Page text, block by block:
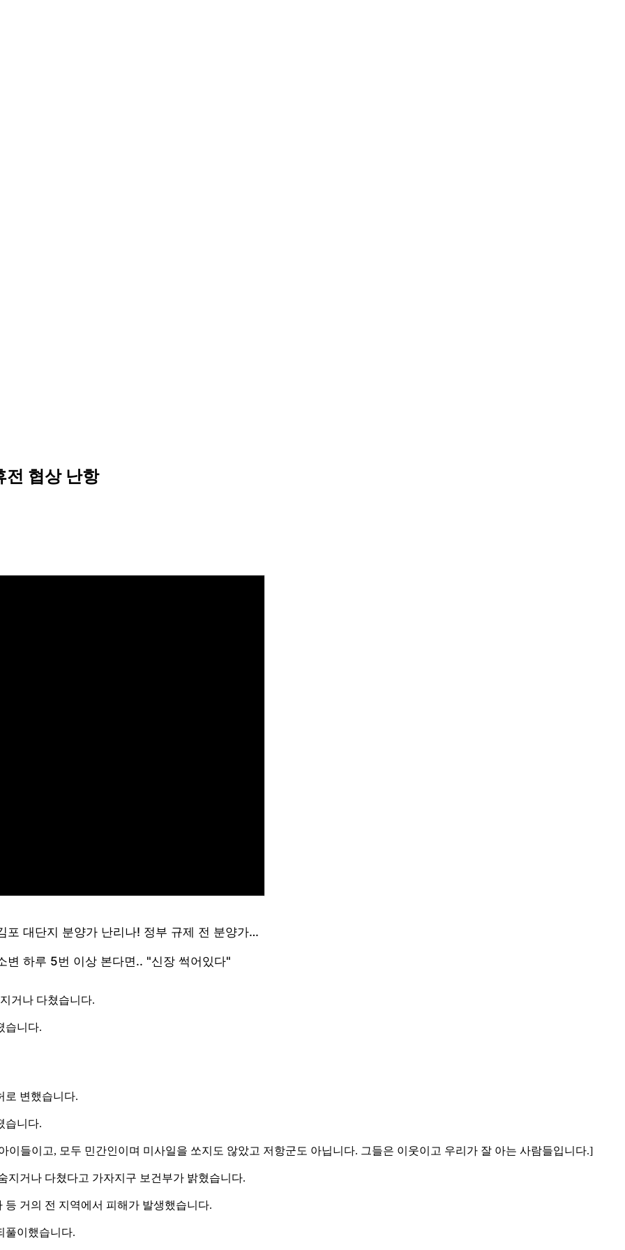
전 협상 난항
거나 다쳤습니다.
습니다.
로 변했습니다.
습니다.
이들이고, 모두 민간인이며 미사일을 쏘지도 않았고 저항군도 아닙니다. 그들은 이웃이고 우리가 잘 아는 사람들입니다.]
지거나 다쳤다고 가자지구 보건부가 밝혔습니다.
거의 전 지역에서 피해가 발생했습니다.
풀이했습니다.